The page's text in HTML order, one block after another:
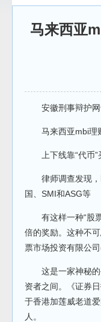
马来西亚
安徽刑事辩护网
马来西亚mbi理财
上下线靠“代币”
律师调查发现，
国、SMI和ASG等
有这样一种“股票
倍的奖励。这种不
票市场投资有限公司
这是一家神秘的
资者之间。《证券
于香港加莲威老道
人。